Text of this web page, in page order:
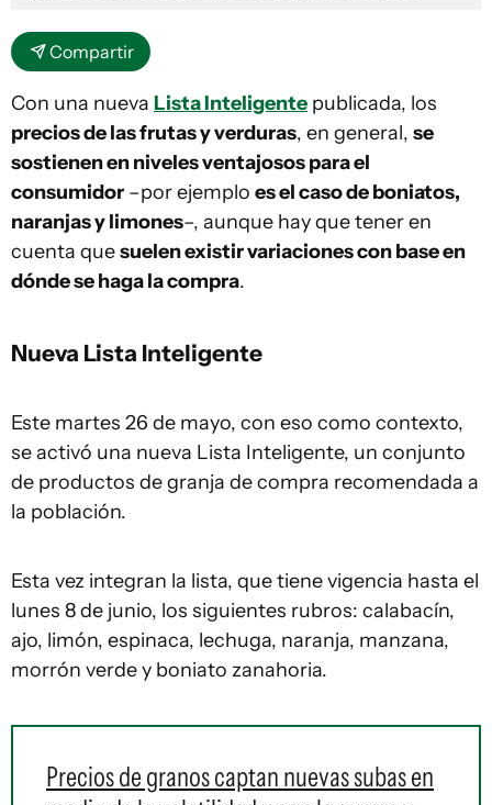
Compartir
Con una nueva Lista Inteligente publicada, los
precios de las frutas y verduras, en general, se
sostienen en niveles ventajosos para el
consumidor –por ejemplo es el caso de boniatos,
naranjas y limones–, aunque hay que tener en
cuenta quesuelen existir variaciones con base en
dónde se haga la compra.
Nueva Lista Inteligente
Este martes 26 de mayo, con eso como contexto,
se activó una nueva Lista Inteligente, un conjunto
de productos de granja de compra recomendada a
la población.
Esta vez integran la lista, que tiene vigencia hasta el
lunes 8 de junio, los siguientes rubros: calabacín,
ajo, limón, espinaca, lechuga, naranja, manzana,
morrón verde y boniato zanahoria.
Precios de granos captan nuevas subas en